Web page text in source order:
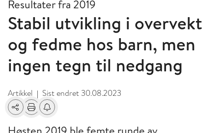
Resultater fra 2019
Stabil utvikling i overvekt
og fedme hos barn, men
ingen tegn til nedgang
Artikkel | Sist endret 30.08.2023
Del Skriv utFå varsel om endringer